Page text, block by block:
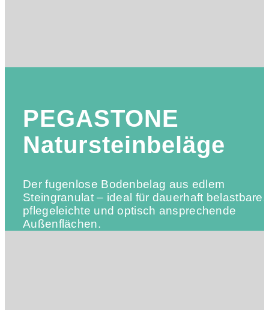
PEGASTONE
Natursteinbeläge
Der fugenlose Bodenbelag aus edlem
Steingranulat – ideal für dauerhaft belastbare,
pflegeleichte und optisch ansprechende
Außenflächen.